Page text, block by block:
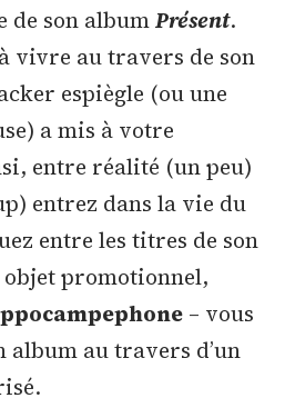
de son albumPrésent.
vivre au travers de son
espiègle (ou une
a mis à votre
entre réalité (un peu)
entrez dans la vie du
entre les titres de son
objet promotionnel,
– vous
au travers d’un